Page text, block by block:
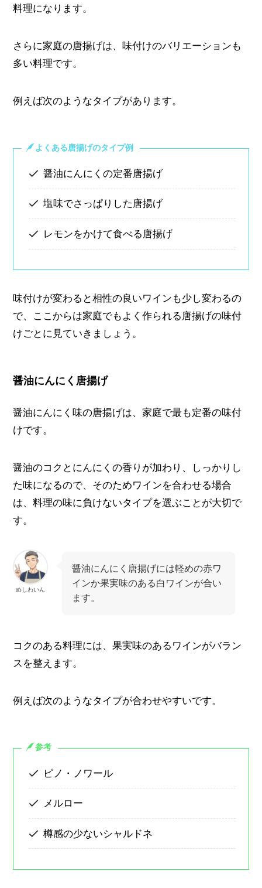
料理になります。
さらに家庭の唐揚げは、味付けのバリエーションも
多い料理です。
例えば次のようなタイプがあります。
よくある唐揚げのタイプ例
醤油にんにくの定番唐揚げ
塩味でさっぱりした唐揚げ
レモンをかけて食べる唐揚げ
味付けが変わると相性の良いワインも少し変わるの
で、ここからは家庭でもよく作られる唐揚げの味付
けごとに見ていきましょう。
醤油にんにく唐揚げ
醤油にんにく味の唐揚げは、家庭で最も定番の味付
けです。
醤油のコクとにんにくの香りが加わり、しっかりし
た味になるので、そのためワインを合わせる場合
は、料理の味に負けないタイプを選ぶことが大切で
す。
めしわいん
醤油にんにく唐揚げには軽めの赤ワ
インか果実味のある白ワインが合い
ます。
コクのある料理には、果実味のあるワインがバラン
スを整えます。
例えば次のようなタイプが合わせやすいです。
参考
ピノ・ノワール
メルロー
樽感の少ないシャルドネ